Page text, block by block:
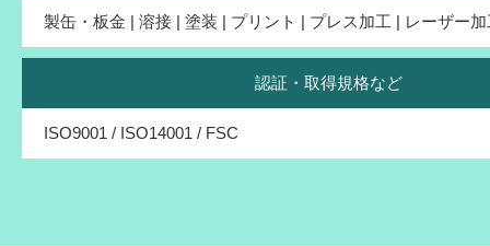
製缶・板金 | 溶接 | 塗装 | プリント | プレス加工 | レーザー
認証・取得規格など
ISO9001 / ISO14001 / FSC